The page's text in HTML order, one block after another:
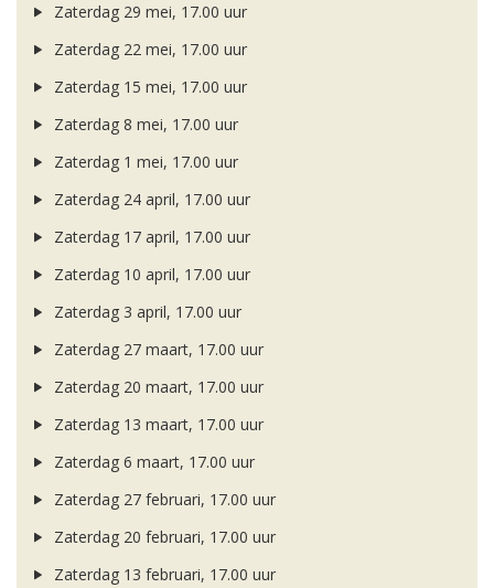
Zaterdag 29 mei, 17.00 uur
Zaterdag 22 mei, 17.00 uur
Zaterdag 15 mei, 17.00 uur
Zaterdag 8 mei, 17.00 uur
Zaterdag 1 mei, 17.00 uur
Zaterdag 24 april, 17.00 uur
Zaterdag 17 april, 17.00 uur
Zaterdag 10 april, 17.00 uur
Zaterdag 3 april, 17.00 uur
Zaterdag 27 maart, 17.00 uur
Zaterdag 20 maart, 17.00 uur
Zaterdag 13 maart, 17.00 uur
Zaterdag 6 maart, 17.00 uur
Zaterdag 27 februari, 17.00 uur
Zaterdag 20 februari, 17.00 uur
Zaterdag 13 februari, 17.00 uur